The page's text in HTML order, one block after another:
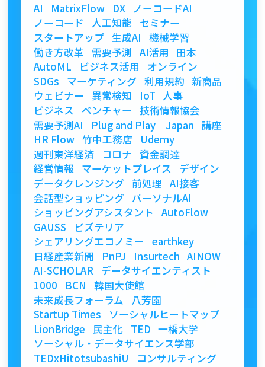
AI MatrixFlow DX
ノーコードAI
ノーコード
人工知能
セミナー
スタートアップ 生成AI
機械学習
働き方改革
需要予測 AI活用
田本
AutoML
ビジネス活用
オンライン
SDGs
マーケティング 利用規約 新商品
ウェビナー
異常検知 IoT 人事
ビジネス
ベンチャー
技術情報協会
需要予測AI
Plug and Play Japan 講座
HR Flow 竹中工務店
Udemy
週刊東洋経済
コロナ
資金調達
経営情報 マーケットプレイス
デザイン
データクレンジング 前処理 AI接客
会話型ショッピング
パーソナルAI
ショッピングアシスタント
AutoFlow
GAUSS
ビズテリア
シェアリングエコノミー
earthkey
日経産業新聞
PnPJ Insurtech AINOW
AI-SCHOLAR データサイエンティスト
1000
BCN
韓国大使館
未来成長フォーラム
八芳園
Startup Times
ソーシャルヒートマップ
LionBridge 民主化 TED 一橋大学
ソーシャル・データサイエンス学部
TEDxHitotsubashiU
コンサルティング